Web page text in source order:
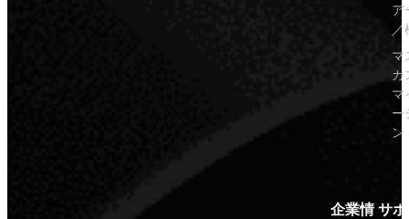
ア
／
マ
カ
マ
ー
ン
企業情 サ